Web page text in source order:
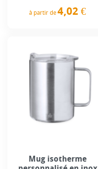
à partir de 4,02 €
Mug isotherme